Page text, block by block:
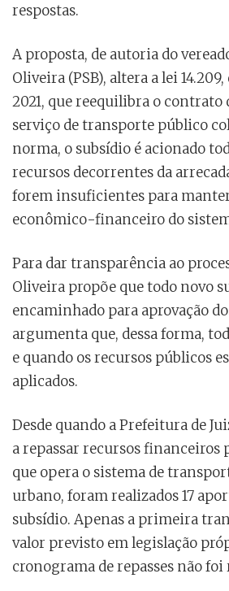
respostas.
A proposta, de autoria do
Oliveira (PSB), altera a lei
2021, que reequilibra o contrato
serviço de transporte público
norma, o subsídio é acionado
recursos decorrentes da
forem insuficientes para
econômico-financeiro do
Para dar transparência ao
Oliveira propõe que todo novo
encaminhado para aprovação
argumenta que, dessa forma,
e quando os recursos públicos
aplicados.
Desde quando a Prefeitura de
a repassar recursos financeiros
que opera o sistema de
urbano, foram realizados 17
subsídio. Apenas a primeira
valor previsto em legislação
cronograma de repasses não foi